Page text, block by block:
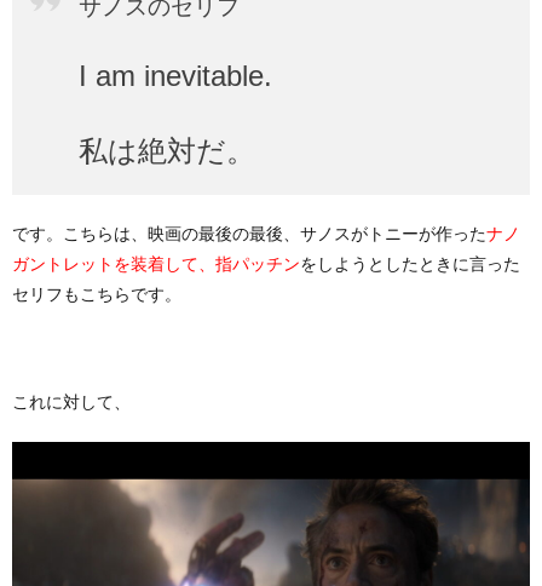
サノスのセリフ
I am inevitable.
私は絶対だ。
です。こちらは、映画の最後の最後、サノスがトニーが作ったナノ
ガントレットを装着して、指パッチンをしようとしたときに言った
セリフもこちらです。
これに対して、